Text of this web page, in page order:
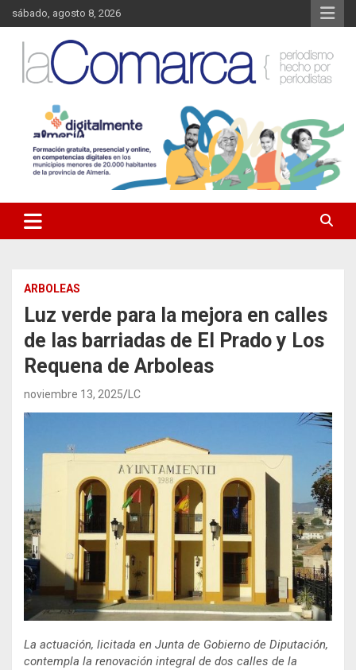
Saltar
al
contenido
sábado, agosto 8, 2026
La Comarca – Noticias del
Almanzora
Almanzora y sus localidades.
ARBOLEAS
Luz verde para la mejora en calles
de las barriadas de El Prado y Los
Requena de Arboleas
noviembre 13, 2025 LC
La actuación, licitada en Junta de Gobierno de Diputación,
contempla la renovación integral de dos calles de la